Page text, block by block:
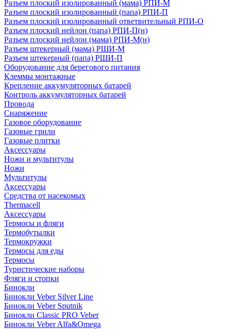
Разъем плоский изолированный (мама) РПИ-М
Разъем плоский изолированный (папа) РПИ-П
Разъем плоский изолированный ответвительный РПИ-О
Разъем плоский нейлон (папа) РПИ-П(н)
Разъем плоский нейлон (мама) РПИ-М(н)
Разъем штекерный (мама) РШИ-М
Разъем штекерный (папа) РШИ-П
Оборудование для берегового питания
Клеммы монтажные
Крепление аккумуляторных батарей
Контроль аккумуляторных батарей
Провода
Снаряжение
Газовое оборудование
Газовые грили
Газовые плитки
Аксессуары
Ножи и мультитулы
Ножи
Мультитулы
Аксессуары
Средства от насекомых
Thermacell
Аксессуары
Термосы и фляги
Термобутылки
Термокружки
Термосы для еды
Термосы
Туристические наборы
Фляги и стопки
Бинокли
Бинокли Veber Silver Line
Бинокли Veber Sputnik
Бинокли Classic PRO Veber
Бинокли Veber Alfa&Omega